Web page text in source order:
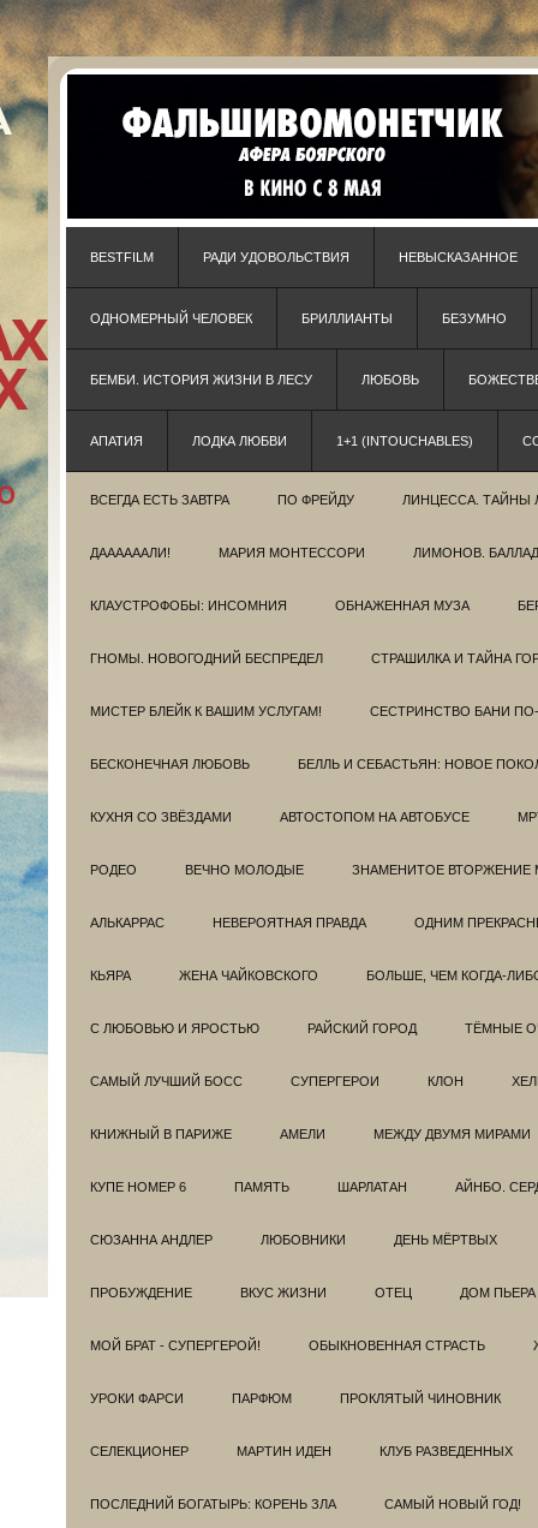
BESTFILM РАДИ УДОВОЛЬСТВИЯ НЕВЫСКАЗАННОЕ
ОДНОМЕРНЫЙ ЧЕЛОВЕК БРИЛЛИАНТЫ БЕЗУМНО
БЕМБИ. ИСТОРИЯ ЖИЗНИ В ЛЕСУ ЛЮБОВЬ
АПАТИЯ ЛОДКА ЛЮБВИ 1+1 (INTOUCHABLES)
ВСЕГДА ЕСТЬ ЗАВТРА ПО ФРЕЙДУ ЛИНЦЕССА. ТАЙНЫ
ДААААААЛИ! МАРИЯ МОНТЕССОРИ ЛИМОНОВ.
КЛАУСТРОФОБЫ: ИНСОМНИЯ ОБНАЖЕННАЯ МУЗА
ГНОМЫ. НОВОГОДНИЙ БЕСПРЕДЕЛ СТРАШИЛКА И ТАЙНА
МИСТЕР БЛЕЙК К ВАШИМ УСЛУГАМ! СЕСТРИНСТВО БАНИ
БЕСКОНЕЧНАЯ ЛЮБОВЬ БЕЛЛЬ И СЕБАСТЬЯН: НОВОЕ
КУХНЯ СО ЗВЁЗДАМИ АВТОСТОПОМ НА АВТОБУСЕ
РОДЕО ВЕЧНО МОЛОДЫЕ ЗНАМЕНИТОЕ ВТОРЖЕНИЕ
АЛЬКАРРАС НЕВЕРОЯТНАЯ ПРАВДА ОДНИМ
КЬЯРА ЖЕНА ЧАЙКОВСКОГО БОЛЬШЕ, ЧЕМ КОГДА-
С ЛЮБОВЬЮ И ЯРОСТЬЮ РАЙСКИЙ ГОРОД ТЁМНЫЕ
САМЫЙ ЛУЧШИЙ БОСС СУПЕРГЕРОИ КЛОН
КНИЖНЫЙ В ПАРИЖЕ АМЕЛИ МЕЖДУ ДВУМЯ МИРАМИ
КУПЕ НОМЕР 6 ПАМЯТЬ ШАРЛАТАН АЙНБО.
СЮЗАННА АНДЛЕР ЛЮБОВНИКИ ДЕНЬ МЁРТВЫХ
ПРОБУЖДЕНИЕ ВКУС ЖИЗНИ ОТЕЦ ДОМ ПЬЕРА
МОЙ БРАТ - СУПЕРГЕРОЙ! ОБЫКНОВЕННАЯ СТРАСТЬ
УРОКИ ФАРСИ ПАРФЮМ ПРОКЛЯТЫЙ ЧИНОВНИК
СЕЛЕКЦИОНЕР МАРТИН ИДЕН КЛУБ РАЗВЕДEННЫХ
ПОСЛЕДНИЙ БОГАТЫРЬ: КОРЕНЬ ЗЛА САМЫЙ НОВЫЙ ГОД!